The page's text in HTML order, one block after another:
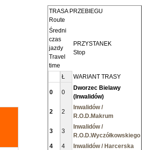
TRASA PRZEBIEGU
Route
Średni
czas
jazdy
Travel
time
PRZYSTANEK
Stop
Ł WARIANT TRASY
0 0
Dworzec Bielawy
(Inwalidów)
2 2
Inwalidów /
R.O.D.Makrum
3 3
Inwalidów /
R.O.D.Wyczółkowskiego
4
4 Inwalidów / Harcerska